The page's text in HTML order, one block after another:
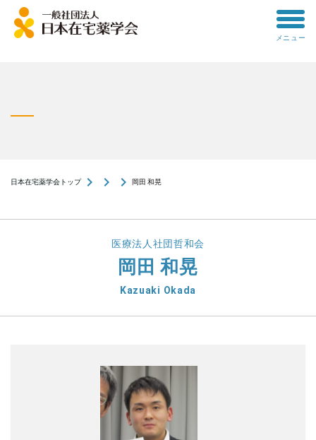
toggle
メニュー
日本在宅薬学会トップnavigate_next navigate_next navigate_next 岡田 和晃
医療法人社団哲和会
岡田 和晃
Kazuaki Okada